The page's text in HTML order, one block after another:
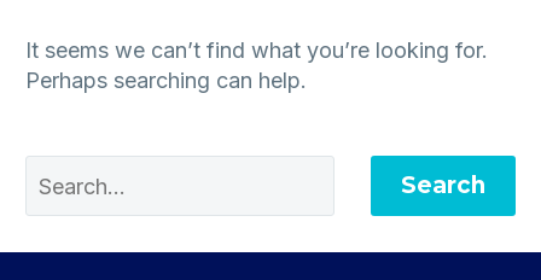
It seems we can’t find what you’re looking for.
Perhaps searching can help.
Search